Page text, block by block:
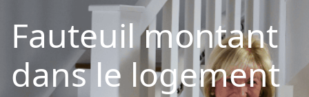
Fauteuil montant
dans le logement